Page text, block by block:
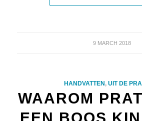
9 MARCH 2018
HANDVATTEN ,UIT DE
WAAROM